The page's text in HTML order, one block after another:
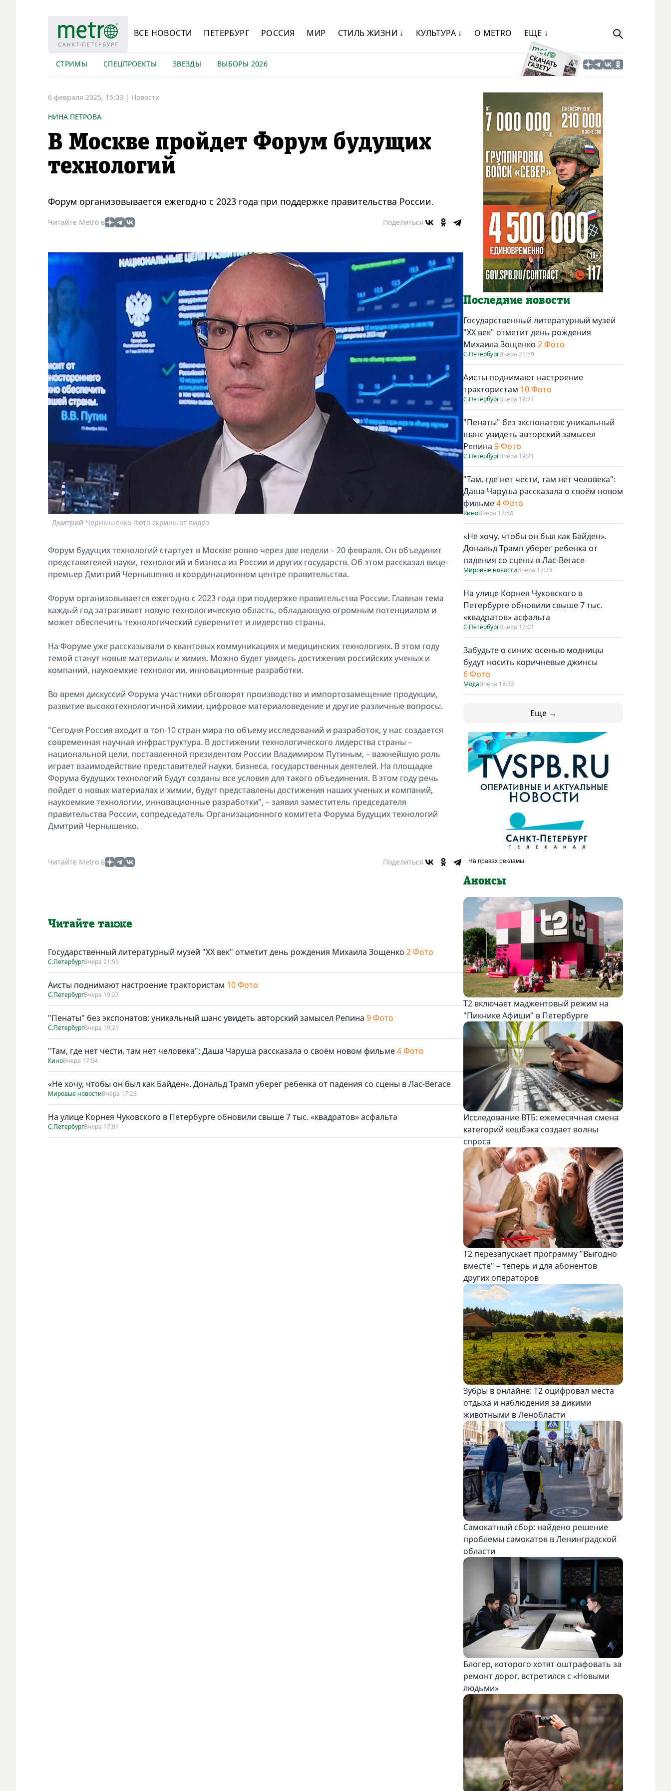
ВСЕ НОВОСТИ ПЕТЕРБУРГ РОССИЯ МИР СТИЛЬ ЖИЗНИ ↓ КУЛЬТУРА ↓ О METRO ЕЩЕ ↓
СТРИМЫ СПЕЦПРОЕКТЫ ЗВЕЗДЫ ВЫБОРЫ 2026
6 февраля 2025, 15:03 | Новости
НИНА ПЕТРОВА
В Москве пройдет Форум будущих
технологий
Форум организовывается ежегодно с 2023 года при поддержке правительства России.
Читайте Metro в Поделиться
Дмитрий Чернышенко Фото скриншот видео
Форум будущих технологий стартует в Москве ровно через две недели – 20 февраля. Он объединит
представителей науки, технологий и бизнеса из России и других государств. Об этом рассказал вице-
премьер Дмитрий Чернышенко в координационном центре правительства.
Форум организовывается ежегодно с 2023 года при поддержке правительства России. Главная тема
каждый год затрагивает новую технологическую область, обладающую огромным потенциалом и
может обеспечить технологический суверенитет и лидерство страны.
На Форуме уже рассказывали о квантовых коммуникациях и медицинских технологиях. В этом году
темой станут новые материалы и химия. Можно будет увидеть достижения российских ученых и
компаний, наукоемкие технологии, инновационные разработки.
Во время дискуссий Форума участники обговорят производство и импортозамещение продукции,
развитие высокотехнологичной химии, цифровое материаловедение и другие различные вопросы.
"Сегодня Россия входит в топ-10 стран мира по объему исследований и разработок, у нас создается
современная научная инфраструктура. В достижении технологического лидерства страны –
национальной цели, поставленной президентом России Владимиром Путиным, – важнейшую роль
играет взаимодействие представителей науки, бизнеса, государственных деятелей. На площадке
Форума будущих технологий будут созданы все условия для такого объединения. В этом году речь
пойдет о новых материалах и химии, будут представлены достижения наших ученых и компаний,
наукоемкие технологии, инновационные разработки", – заявил заместитель председателя
правительства России, сопредседатель Организационного комитета Форума будущих технологий
Дмитрий Чернышенко.
Читайте Metro в Поделиться
Читайте также
Государственный литературный музей "ХХ век" отметит день рождения Михаила Зощенко 2 Фото
С.ПетербургВчера 21:59
Аисты поднимают настроение трактористам 10 Фото
С.ПетербургВчера 19:27
"Пенаты" без экспонатов: уникальный шанс увидеть авторский замысел Репина 9 Фото
С.ПетербургВчера 19:21
"Там, где нет чести, там нет человека": Даша Чаруша рассказала о своём новом фильме4 Фото
КиноВчера 17:54
«Не хочу, чтобы он был как Байден». Дональд Трамп уберег ребенка от падения со сцены в Лас-Вегасе
Мировые новостиВчера 17:23
На улице Корнея Чуковского в Петербурге обновили свыше 7 тыс. «квадратов» асфальта
С.ПетербургВчера 17:01
Последние новости
Государственный литературный музей
"ХХ век" отметит день рождения
Михаила Зощенко 2 Фото
С.ПетербургВчера 21:59
Аисты поднимают настроение
трактористам 10 Фото
С.ПетербургВчера 19:27
"Пенаты" без экспонатов: уникальный
шанс увидеть авторский замысел
Репина 9 Фото
С.ПетербургВчера 19:21
"Там, где нет чести, там нет человека":
Даша Чаруша рассказала о своём новом
фильме4 Фото
КиноВчера 17:54
«Не хочу, чтобы он был как Байден».
Дональд Трамп уберег ребенка от
падения со сцены в Лас-Вегасе
Мировые новостиВчера 17:23
На улице Корнея Чуковского в
Петербурге обновили свыше 7 тыс.
«квадратов» асфальта
С.ПетербургВчера 17:01
Забудьте о синих: осенью модницы
будут носить коричневые джинсы
6 Фото
МодаВчера 16:32
Еще →
Анонсы
Т2 включает маджентовый режим на
"Пикнике Афиши" в Петербурге
Исследование ВТБ: ежемесячная смена
категорий кешбэка создает волны
спроса
Т2 перезапускает программу "Выгодно
вместе" – теперь и для абонентов
других операторов
Зубры в онлайне: Т2 оцифровал места
отдыха и наблюдения за дикими
животными в Ленобласти
Самокатный сбор: найдено решение
проблемы самокатов в Ленинградской
области
Блогер, которого хотят оштрафовать за
ремонт дорог, встретился с «Новыми
людьми»